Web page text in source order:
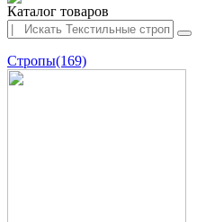
Каталог товаров
Стропы(169)